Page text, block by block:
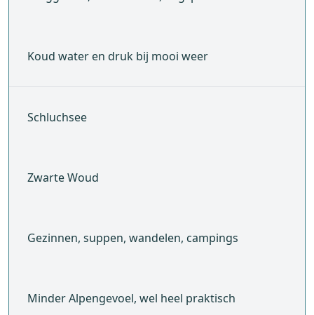
Koud water en druk bij mooi weer
Schluchsee
Zwarte Woud
Gezinnen, suppen, wandelen, campings
Minder Alpengevoel, wel heel praktisch